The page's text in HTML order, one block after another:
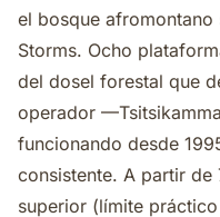
el bosque
Storms. Ocho
del dosel forestal que
operador
funcionando desde
consistente. A partir de
superior (límite